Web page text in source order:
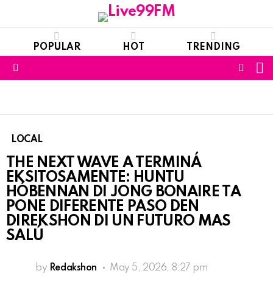
POPULAR HOT TRENDING
LOCAL
THE NEXT WAVE A TERMINÁ
EKSITOSAMENTE: HUNTU
HÓBENNAN DI JONG BONAIRE TA
PONE DIFERENTE PASO DEN
DIREKSHON DI UN FUTURO MAS
SALÚ
by Redakshon May 5, 2026, 8:27 pm